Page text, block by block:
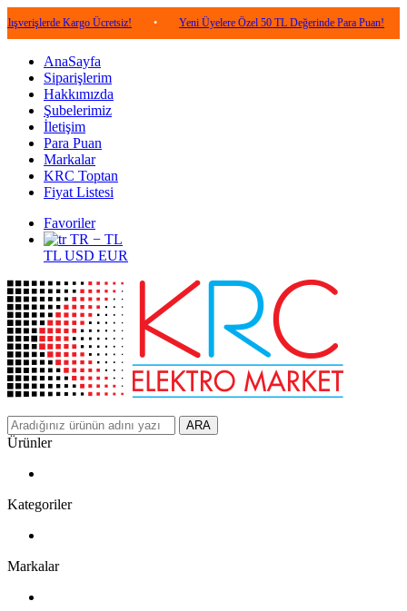
Kargo Ücretsiz! • Yeni Üyelere Özel 50 TL Değerinde Para Puan! •
AnaSayfa
Siparişlerim
Hakkımızda
Şubelerimiz
İletişim
Para Puan
Markalar
KRC Toptan
Fiyat Listesi
Favoriler
TR − TL
TL USD EUR
ARA
Ürünler
Kategoriler
Markalar